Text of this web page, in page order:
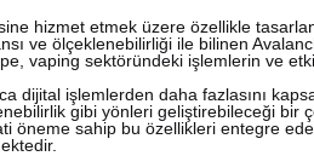
hizmet etmek üzere özellikle
ve ölçeklenebilirliği ile bilinen
vaping sektöründeki işlemlerin ve
dijital işlemlerden daha fazlasını
gibi yönleri geliştirebileceği bir
öneme sahip bu özellikleri entegre